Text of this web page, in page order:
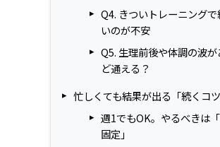
Q4. きついトレーニングで
いのが不安
Q5. 生理前後や体調の波
ど通える？
忙しくても結果が出る「続くコツ
週1でもOK。やるべきは
固定」